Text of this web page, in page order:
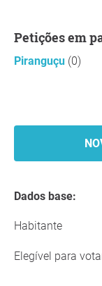
Petições em
Piranguçu (0)
Dados base:
Habitante
Elegível para